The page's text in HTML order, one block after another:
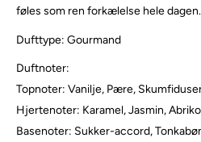
føles som ren forkælelse hele dagen.
Dufttype: Gourmand
Duftnoter:
Topnoter: Vanilje, Pære,
Hjertenoter: Karamel, Jasmin,
Basenoter: Sukker-accord,